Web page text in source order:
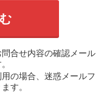
合せ内容の確認メール
の場合、迷惑メールフ
す。